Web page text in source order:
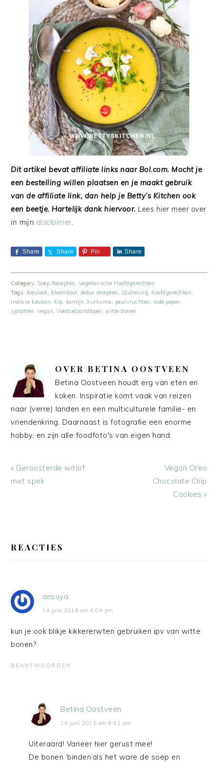
Dit artikel bevat affiliate links naar Bol.com. Mocht je
een bestelling willen plaatsen en je maakt gebruik
van de affiliate link, dan help je Betty’s Kitchen ook
een beetje. Hartelijk dank hiervoor. Lees hier meer over
in mijn disclaimer.
Share Share Pin Share
Category: Soep Recepten
Vegetarische Hoofdgerechten
Tags: bieslook bloemkool detox recepten Glutenvrij hoofdgerechten
Indiase keuken
Kip komijn kurkuma peulvruchten rode peper
sjalotten
vegan ,Voedselzandloper ,witte bonen
OVER BETINA OOSTVEEN
Betina Oostveen houdt erg van eten en
koken. Inspiratie komt vaak van reizen
naar (verre) landen en een multiculturele familie- en
vriendenkring. Daarnaast is fotografie een enorme
hobby, en zijn alle foodfoto's van eigen hand.
Vorig
bericht:
« Geroosterde witlof
met spek
Volgend
bericht:
Vegan Oreo
Chocolate Chip
Cookies »
INTERACTIES
REACTIES
ansuya
14 juni 2016 om 6:04 pm
kun je ook blikje kikkererwten gebruiken ipv van witte
bonen?
BEANTWOORDEN
Betina Oostveen
14 juni 2016 om 9:41 pm
Uiteraard! Varieer hier gerust mee!
De bonen ‘binden’als het ware de soep en